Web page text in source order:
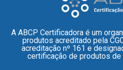
A ABCP Certificadora é um
produtos acreditado pela
acreditação nº 161 e
certificação de produtos